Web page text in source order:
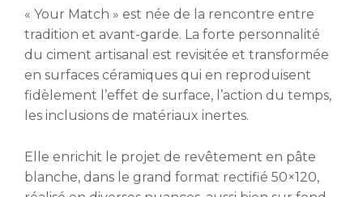
« Your Match » est née de la rencontre entre
tradition et avant-garde. La forte personnalité
du ciment artisanal est revisitée et transformée
en surfaces céramiques qui en reproduisent
fidèlement l’effet de surface, l’action du temps,
les inclusions de matériaux inertes.
Elle enrichit le projet de revêtement en pâte
blanche, dans le grand format rectifié 50×120,